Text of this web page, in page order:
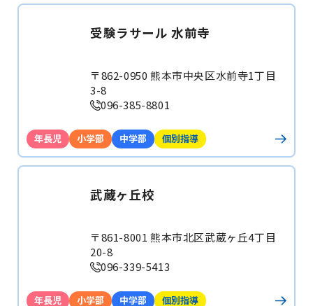
受験ラサール 水前寺
〒862-0950 熊本市中央区水前寺1丁目
3-8
096-385-8801
年長児 小学部 中学部 個別指導
武蔵ヶ丘校
〒861-8001 熊本市北区武蔵ヶ丘4丁目
20-8
096-339-5413
年長児 小学部 中学部 個別指導